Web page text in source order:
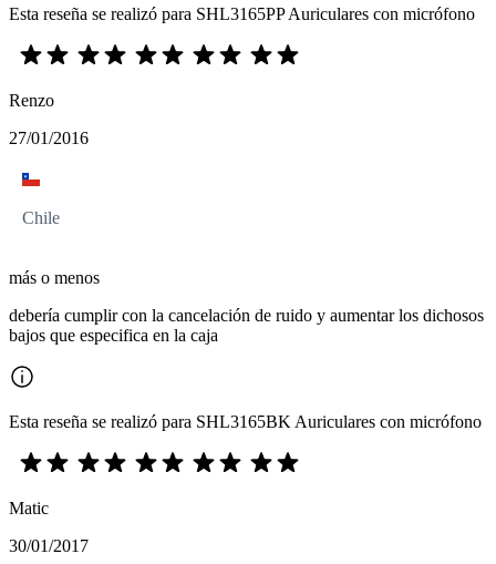
Esta reseña se realizó para SHL3165PP Auriculares con micrófono
Renzo
27/01/2016
Chile
más o menos
debería cumplir con la cancelación de ruido y aumentar los dichosos
bajos que especifica en la caja
Esta reseña se realizó para SHL3165BK Auriculares con micrófono
Matic
30/01/2017